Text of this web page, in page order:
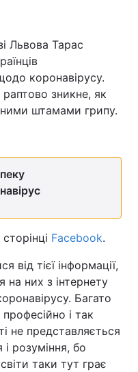
Львова Тарас
коронавірусу.
зникне, як
штамами грипу.
Facebook.
від тієї інформації,
на них з інтернету
Багато
і так
не представляється
розуміння, бо
таки тут грає